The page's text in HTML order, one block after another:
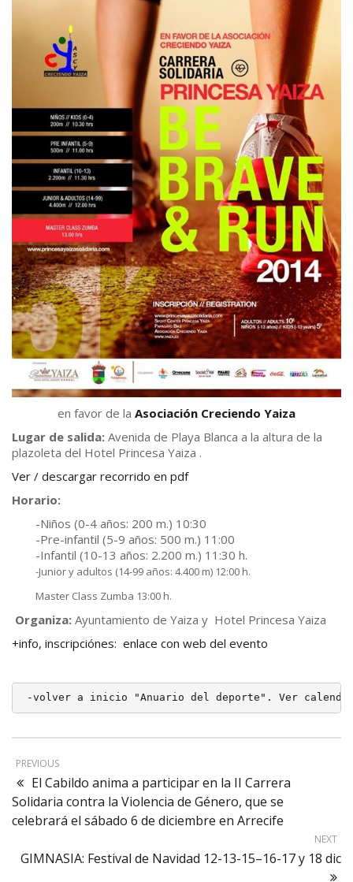
en favor de la Asociación Creciendo Yaiza
Lugar de salida: Avenida de Playa Blanca a la altura de la
plazoleta del Hotel Princesa Yaiza .
Ver / descargar recorrido en pdf
Horario:
-Niños (0-4 años: 200 m.) 10:30
-Pre-infantil (5-9 años: 500 m.) 11:00
-Infantil (10-13 años: 2.200 m.) 11:30 h.
-Junior y adultos (14-99 años: 4.400 m) 12:00 h.
Master Class Zumba 13:00 h.
Organiza: Ayuntamiento de Yaiza y Hotel Princesa Yaiza
+info, inscripciónes: enlace con web del evento
-volver a inicio "Anuario del deporte". Ver
PREVIOUS
El Cabildo anima a participar en la II Carrera
Solidaria contra la Violencia de Género, que se
celebrará el sábado 6 de diciembre en Arrecife
NEXT
GIMNASIA: Festival de Navidad 12-13-15–16-17 y 18 dic